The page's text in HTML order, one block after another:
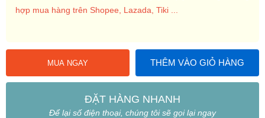
hợp mua hàng trên Shopee, Lazada, Tiki ...
MUA NGAY THÊM VÀO GIỎ HÀNG
ĐẶT HÀNG NHANH
Để lại số điện thoại, chúng tôi sẽ gọi lại ngay